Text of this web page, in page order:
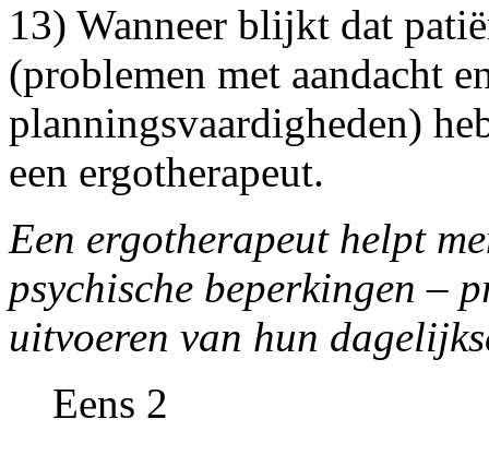
13) Wanneer blijkt dat
(problemen met aandacht
planningsvaardigheden)
een ergotherapeut.
Een ergotherapeut helpt
psychische beperkingen –
uitvoeren van hun
Eens 2